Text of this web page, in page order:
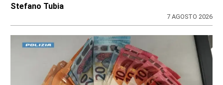
Stefano Tubia
7 AGOSTO 2026